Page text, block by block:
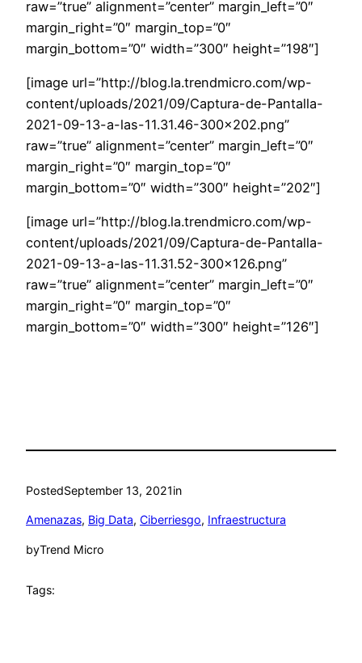
raw=”true” alignment=”center” margin_left=”0″
margin_right=”0″ margin_top=”0″
margin_bottom=”0″ width=”300″ height=”198″]
[image url=”http://blog.la.trendmicro.com/wp-
content/uploads/2021/09/Captura-de-Pantalla-
2021-09-13-a-las-11.31.46-300×202.png”
raw=”true” alignment=”center” margin_left=”0″
margin_right=”0″ margin_top=”0″
margin_bottom=”0″ width=”300″ height=”202″]
[image url=”http://blog.la.trendmicro.com/wp-
content/uploads/2021/09/Captura-de-Pantalla-
2021-09-13-a-las-11.31.52-300×126.png”
raw=”true” alignment=”center” margin_left=”0″
margin_right=”0″ margin_top=”0″
margin_bottom=”0″ width=”300″ height=”126″]
PostedSeptember 13, 2021in
Amenazas, Big Data, Ciberriesgo, Infraestructura
byTrend Micro
Tags: